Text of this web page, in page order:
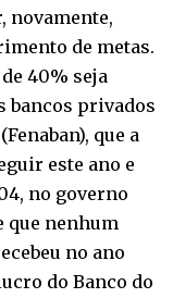
novamente,
de metas.
40% seja
bancos privados
que a
este ano e
no governo
que nenhum
no ano
do Banco do